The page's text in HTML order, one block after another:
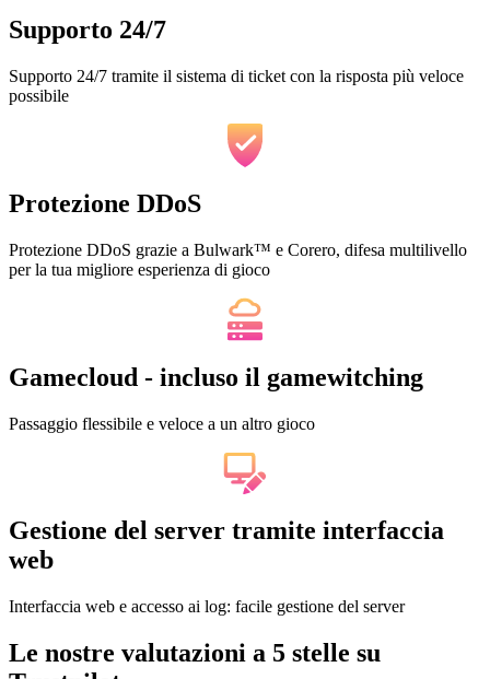
Supporto 24/7
Supporto 24/7 tramite il sistema di ticket con la risposta più veloce
possibile
Protezione DDoS
Protezione DDoS grazie a Bulwark™ e Corero, difesa multilivello
per la tua migliore esperienza di gioco
Gamecloud - incluso il gamewitching
Passaggio flessibile e veloce a un altro gioco
Gestione del server tramite interfaccia
web
Interfaccia web e accesso ai log: facile gestione del server
Le nostre valutazioni a 5 stelle su